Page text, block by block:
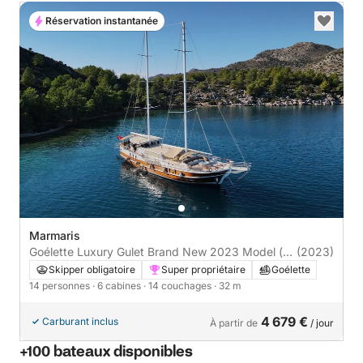
Marmaris
Goélette Luxury Gulet Brand New 2023 Model (
Kcln ) Jakuzi 32m
(2023)
Skipper obligatoire Super propriétaire
Goélette
14 personnes · 6 cabines · 14 couchages · 32 m
Carburant inclus À partir de 4 679 € / jour
Réservation instantanée
+100 bateaux disponibles